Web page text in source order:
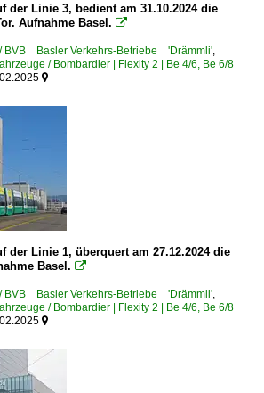
der Linie 3, bedient am 31.10.2024 die
Aufnahme Basel. 
BVB Basler Verkehrs-Betriebe 'Drämmli',
/ Bombardier | Flexity 2 | Be 4/6, Be 6/8

der Linie 1, überquert am 27.12.2024 die
Basel. 
BVB Basler Verkehrs-Betriebe 'Drämmli',
/ Bombardier | Flexity 2 | Be 4/6, Be 6/8
